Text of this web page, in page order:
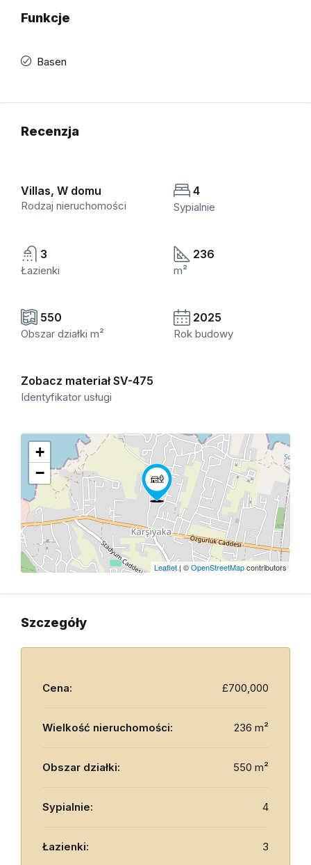
Funkcje
Basen
Recenzja
Villas, W domu
Rodzaj nieruchomości
4
Sypialnie
3
Łazienki
236
m²
550
Obszar działki m²
2025
Rok budowy
Zobacz materiał SV-475
Identyfikator usługi
+
−
Leaflet| ©OpenStreetMapcontributors
Szczegóły
Cena: £700,000
Wielkość nieruchomości: 236 m²
Obszar działki: 550 m²
Sypialnie: 4
Łazienki: 3